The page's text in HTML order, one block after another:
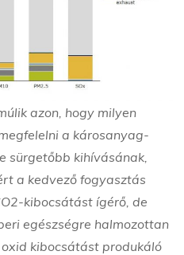
azon, hogy milyen
a károsanyag-
sürgetőbb kihívásának,
a kedvező fogyasztás
2-kibocsátást ígérő, de
egészségre halmozottan
kibocsátást produkáló